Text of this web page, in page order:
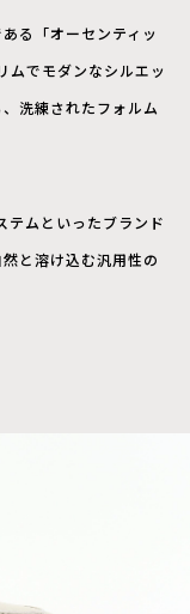
る「オーセンティッ
ムでモダンなシルエッ
洗練されたフォルム
テムといったブランド
と溶け込む汎用性の